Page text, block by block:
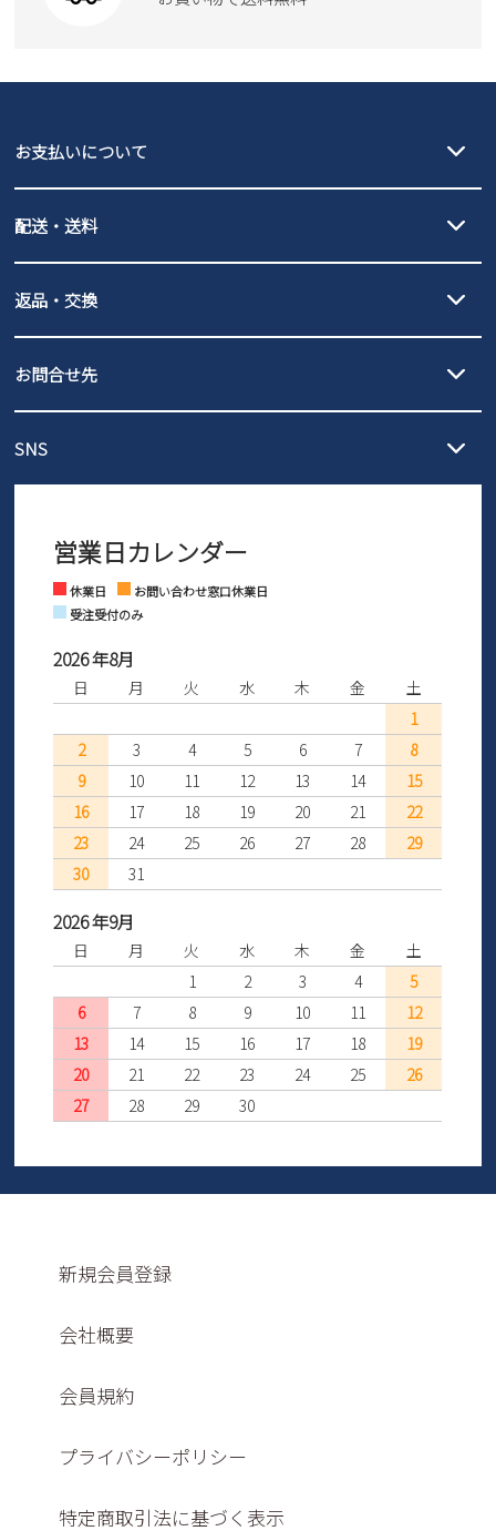
お支払いについて
PayPay（オンライン決済）、代金引換のご利用が可能です。
配送・送料
北海道・本州・四国・九州…550円
3,980円（税込）以上お買い上げで送料無料
ご利用ください。
全国一律…220円（税込）
発送日・送料詳細についてはご利用ガイドを
ご利用ください。
返品・交換
の片道無料サービスを実施中！
ントとしても安心してご利用いただけるよう、サイズ交換の受付期
さい。
お問合せ先
営業時間：11時～17時
※土日祝はお問い合わせ窓口休業日となります。
SNS
Facebook Instagram
営業日カレンダー
休業日
お問い合わせ窓口休業日
受注受付のみ
2026 年8月
日 月 火 水 木 金
土
1
2
3 4 5 6 7
8
9
10 11 12 13 14
15
16
17 18 19 20 21
22
23
24 25 26 27 28
29
30
31
2026 年9月
日 月 火 水 木 金
土
1
2 3 4
5
6
7 8 9 10 11
12
13
14 15 16 17 18
19
20
21 22 23 24 25
26
27
28 29 30
新規会員登録
会社概要
会員規約
プライバシーポリシー
特定商取引法に基づく表示